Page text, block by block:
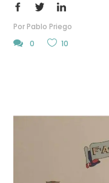
Por Pablo Priego
0
10